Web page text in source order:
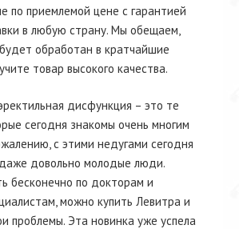
по приемлемой цене с гарантией
в любую страну. Мы обещаем,
обработан в кратчайшие
товар высокого качества.
дисфункция – это те
сегодня знакомы очень многим
с этими недугами сегодня
довольно молодые люди.
бесконечно по докторам и
можно купить Левитра и
проблемы. Эта новинка уже успела